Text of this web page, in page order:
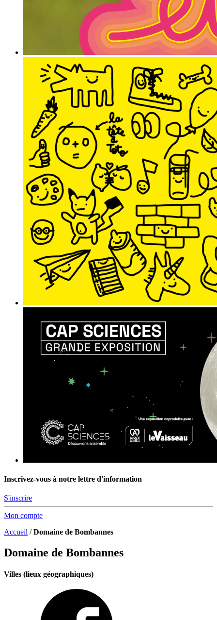
Inscrivez-vous à notre lettre d'information
S'inscrire
Mon compte
Accueil /Domaine de Bombannes
Domaine de Bombannes
Villes (lieux géographiques)